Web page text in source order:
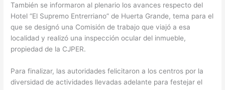
También se informaron al plenario los avances respecto del
Hotel “El Supremo Entrerriano” de Huerta Grande, tema para el
que se designó una Comisión de trabajo que viajó a esa
localidad y realizó una inspección ocular del inmueble,
propiedad de la CJPER.
Para finalizar, las autoridades felicitaron a los centros por la
diversidad de actividades llevadas adelante para festejar el